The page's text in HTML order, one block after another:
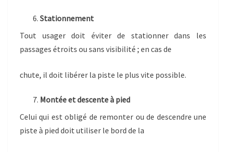
Stationnement
Tout usager doit éviter de stationner dans les
passages étroits ou sans visibilité ; en cas de
chute, il doit libérer la piste le plus vite possible.
Montée et descente à pied
Celui qui est obligé de remonter ou de descendre une
piste à pied doit utiliser le bord de la